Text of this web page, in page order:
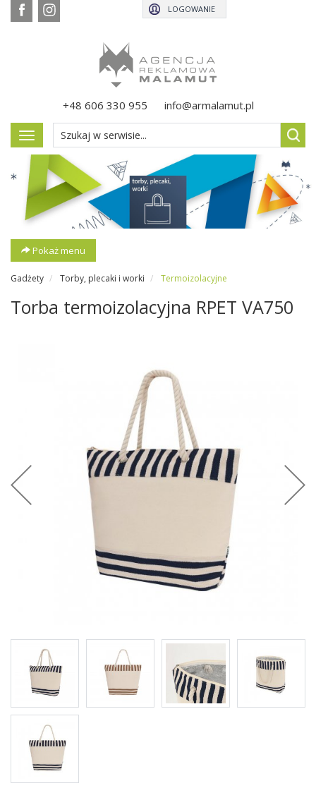
+48 606 330 955 info@armalamut.pl
LOGOWANIE
Pokaż
menu
Pokaż menu
Gadżety Torby, plecaki i worki Termoizolacyjne
Torba termoizolacyjna RPET VA750